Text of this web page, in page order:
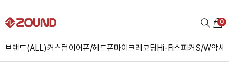
브랜드(ALL)커스텀이어폰/헤드폰마이크레코딩Hi-Fi스피커S/W악세
0